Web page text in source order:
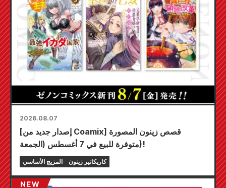
2026.08.07
[إصدار جديد من Coamix] قصص زينون المصورة
متوفرة للبيع في 7 أغسطس (الجمعة)!
المزيج الأساسي كاريكاتير زينون